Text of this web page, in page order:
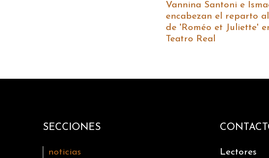
Vannina Santoni e
encabezan el reparto
de 'Roméo et Juliette'
Teatro Real
SECCIONES
noticias
Lectores